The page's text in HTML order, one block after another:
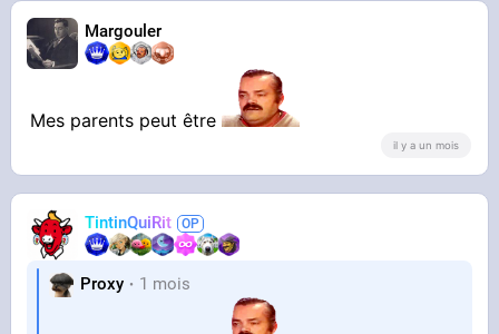
Margouler
Mes parents peut être
il y a un mois
TintinQuiRit
Proxy 1 mois